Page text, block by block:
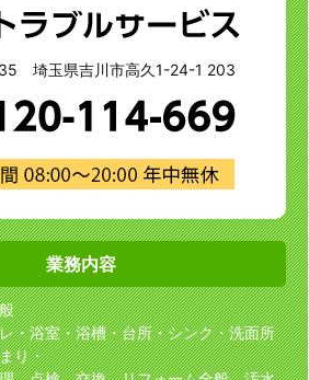
埼玉県吉川市高久1-24-1 203
業務内容
・浴室・浴槽・台所・シンク・洗面所
り・